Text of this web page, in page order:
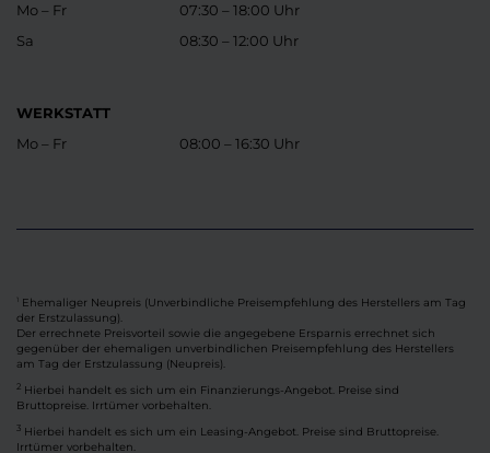
Mo – Fr
Sa
07:30 – 18:00 Uhr
08:30 – 12:00 Uhr
WERKSTATT
Mo – Fr
08:00 – 16:30 Uhr
Ehemaliger Neupreis (Unverbindliche Preisempfehlung des Herstellers am Tag
der Erstzulassung).
Der errechnete Preisvorteil sowie die angegebene Ersparnis errechnet sich
gegenüber der ehemaligen unverbindlichen Preisempfehlung des Herstellers
am Tag der Erstzulassung (Neupreis).
2 Hierbei handelt es sich um ein Finanzierungs-Angebot. Preise sind
Bruttopreise. Irrtümer vorbehalten.
3 Hierbei handelt es sich um ein Leasing-Angebot. Preise sind Bruttopreise.
Irrtümer vorbehalten.